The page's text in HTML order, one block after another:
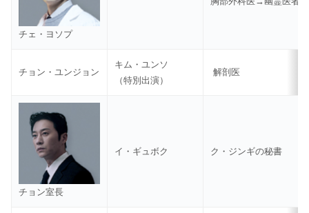
チェ・ヨソプ
チョン・ユンジョン
キム・ユンソ
（特別出演）
解剖医
チョン室長
イ・ギュボク ク・ジンギの秘書